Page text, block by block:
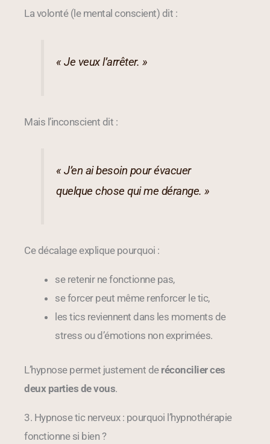
La volonté (le mental conscient) dit :
« Je veux l’arrêter. »
Mais l’inconscient dit :
« J’en ai besoin pour évacuer
quelque chose qui me dérange. »
Ce décalage explique pourquoi :
se retenir ne fonctionne pas,
se forcer peut même renforcer le tic,
les tics reviennent dans les moments de
stress ou d’émotions non exprimées.
L’hypnose permet justement de réconcilier ces
deux parties de vous.
3. Hypnose tic nerveux : pourquoi l’hypnothérapie
fonctionne si bien ?